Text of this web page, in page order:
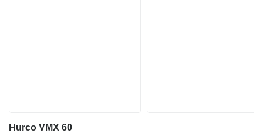
Hurco VMX 60